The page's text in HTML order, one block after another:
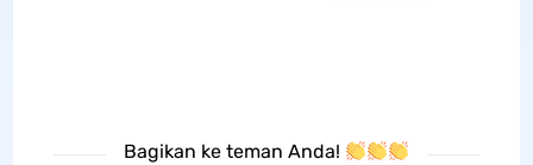
Bagikan ke teman Anda!